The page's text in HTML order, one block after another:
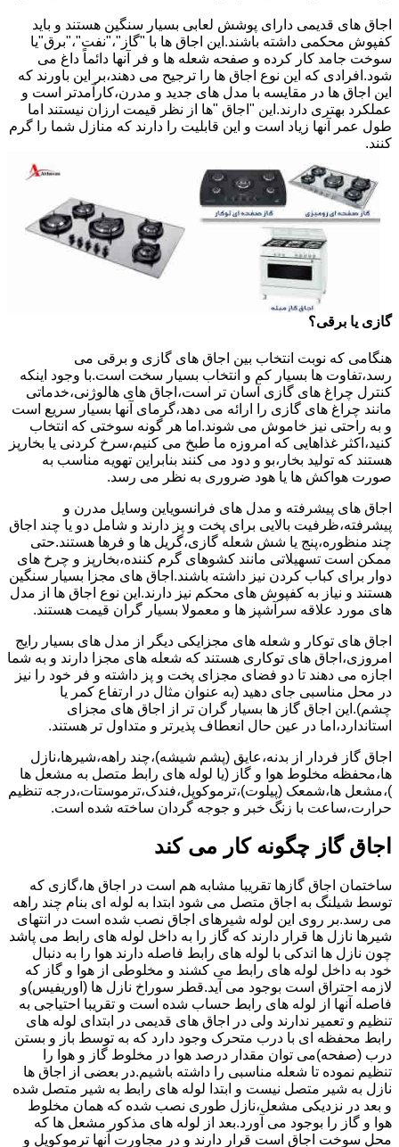
اجاق های قدیمی دارای پوشش لعابی بسیار سنگین هستند و باید
کفپوش محکمی داشته باشند.این اجاق ها با "گاز"،"نفت"،"برق"یا
سوخت جامد کار کرده و صفحه شعله ها و فر آنها دائماً داغ می
شود.افرادی که این نوع اجاق ها را ترجیح می دهند،بر این باورند که
این اجاق ها در مقایسه با مدل های جدید و مدرن،کارآمدتر است و
عملکرد بهتری دارند.این "اجاق "ها از نظر قیمت ارزان نیستند اما
طول عمر آنها زیاد است و این قابلیت را دارند که منازل شما را گرم
کنند.
گازی یا برقی؟
هنگامی که نوبت انتخاب بین اجاق های گازی و برقی می
رسد،تفاوت ها بسیار کم و انتخاب بسیار سخت است.با وجود اینکه
کنترل چراغ های گازی آسان تر است،اجاق های هالوژنی،خدماتی
مانند چراغ های گازی را ارائه می دهد،گرمای آنها بسیار سریع است
و به راحتی نیز خاموش می شوند.اما هر گونه سوختی که انتخاب
کنید،اکثر غذاهایی که امروزه ما طبخ می کنیم،سرخ کردنی یا بخارپز
هستند که تولید بخار،بو و دود می کنند بنابراین تهویه مناسب به
صورت هواکش ها یا هود ضروری به نظر می رسد.
اجاق های پیشرفته و مدل های فرانسویاین وسایل مدرن و
پیشرفته،ظرفیت بالایی برای پخت و پز دارند و شامل دو یا چند اجاق
چند منظوره،پنج یا شش شعله گازی،گریل ها و فرها هستند.حتی
ممکن است تسهیلاتی مانند کشوهای گرم کننده،بخارپز و چرخ های
دوار برای کباب کردن نیز داشته باشند.اجاق های مجزا بسیار سنگین
هستند و نیاز به کفپوش های محکم نیز دارند.این نوع اجاق ها از مدل
های مورد علاقه سرآشپز ها و معمولا بسیار گران قیمت هستند.
اجاق های توکار و شعله های مجزایکی دیگر از مدل های بسیار رایج
امروزی،اجاق های توکاری هستند که شعله های مجزا دارند و به شما
اجازه می دهند تا دو فضای مجزای پخت و پز داشته و فر خود را نیز
در محل مناسبی جای دهید (به عنوان مثال در ارتفاع کمر یا
چشم).این اجاق گاز ها بسیار گران تر از اجاق های مجزای
استاندارد،اما در عین حال انعطاف پذیرتر و متداول تر هستند.
اجاق گاز فردار از بدنه،عایق (پشم شیشه)،چند راهه،شیرها،نازل
ها،محفظه مخلوط هوا و گاز (یا لوله های رابط متصل به مشعل ها
)،مشعل ها،شمعک (پیلوت)،ترموکوپل،فندک،ترموستات،درجه تنظیم
حرارت،ساعت با زنگ خبر و جوجه گردان ساخته شده است.
اجاق گاز چگونه کار می کند
ساختمان اجاق گازها تقریبا مشابه هم است در اجاق ها،گازی که
توسط شیلنگ به اجاق متصل می شود ابتدا به لوله ای بنام چند راهه
می رسد.بر روی این لوله شیرهای اجاق نصب شده است در انتهای
شیرها نازل ها قرار دارند که گاز را به داخل لوله های رابط می پاشد
چون نازل ها اندکی با لوله های رابط فاصله دارند هوا را به دنبال
خود به داخل لوله های رابط می کشند و مخلوطی از هوا و گاز که
لازمه احتراق است بوجود می آید.قطر سوراخ نازل ها (اوریفیس)و
فاصله آنها از لوله های رابط حساب شده است و تقریبا احتیاجی به
تنظیم و تعمیر ندارند ولی در اجاق های قدیمی در ابتدای لوله های
رابط محفظه ای با درب متحرک وجود دارد که به توسط باز و بستن
درب (صفحه)می توان مقدار درصد هوا در مخلوط گاز و هوا را
تنظیم نموده تا شعله مناسبی را داشته باشیم.در بعضی از اجاق ها
نازل به شیر متصل نیست و ابتدا لوله های رابط به شیر متصل شده
و بعد در نزدیکی مشعل،نازل طوری نصب شده که همان مخلوط
هوا و گاز را بوجود می آورد.بعد از لوله های مذکور مشعل ها که
محل سوخت اجاق است قرار دارند و در مجاورت آنها ترموکوپل و